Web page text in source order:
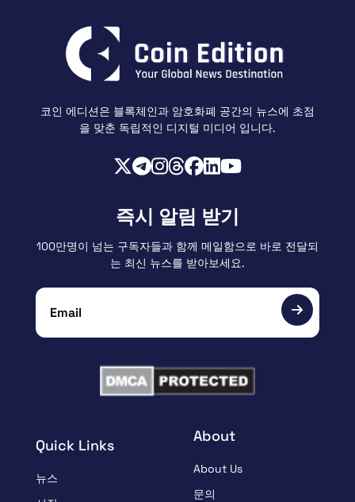
코인 에디션은 블록체인과 암호화폐 공간의 뉴스에 초점
을 맞춘 독립적인 디지털 미디어 입니다.
Quick Links
뉴스
About
About Us
문의
즉시 알림 받기
100만명이 넘는 구독자들과 함께 메일함으로 바로 전달되
는 최신 뉴스를 받아보세요.